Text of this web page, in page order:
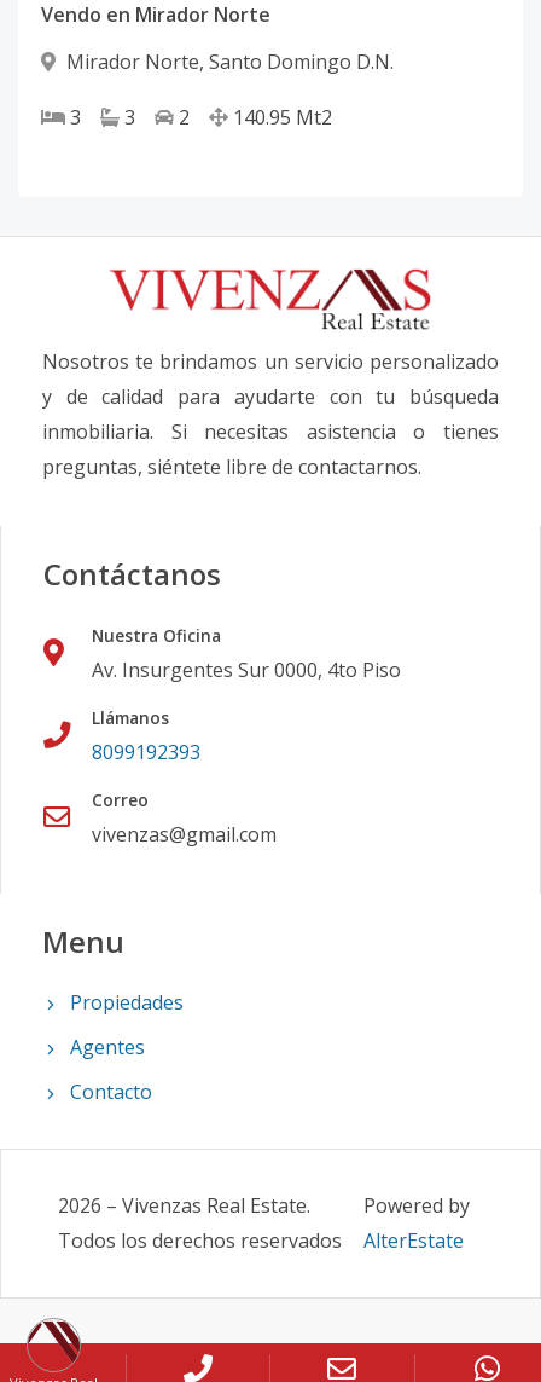
Vendo en Mirador Norte
Mirador Norte, Santo Domingo D.N.
3 3 2 140.95 Mt2
Nosotros te brindamos un servicio personalizado
y de calidad para ayudarte con tu búsqueda
inmobiliaria. Si necesitas asistencia o tienes
preguntas, siéntete libre de contactarnos.
Contáctanos
Nuestra Oficina
Av. Insurgentes Sur 0000, 4to Piso
Llámanos
8099192393
Correo
vivenzas@gmail.com
Menu
Propiedades
Agentes
Contacto
2026 – Vivenzas Real Estate.
Todos los derechos reservados
Powered by
AlterEstate